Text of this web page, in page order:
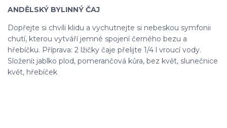
ANDĚLSKÝ BYLINNÝ ČAJ
Dopřejte si chvíli klidu a vychutnejte si nebeskou symfonii
chutí, kterou vytváří jemné spojení černého bezu a
hřebíčku. Příprava: 2 lžičky čaje přelijte 1/4 l vroucí vody.
Složení: jablko plod, pomerančová kůra, bez květ, slunečnice
květ, hřebíček